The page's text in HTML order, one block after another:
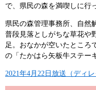
で、県民の森を満喫しに行
県民の森管理事務所、自然
普段見落としがちな草花や
足。おなかが空いたところ
の「たかはら矢板牛ステー
2021年4月22日放送（ディ